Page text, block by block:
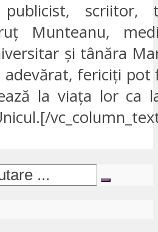
scriitor,
Munteanu,
și tânăra
adevărat, fericiți pot
la viața lor ca